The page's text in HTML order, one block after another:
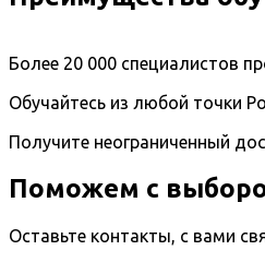
Более 20 000 специалистов
Обучайтесь из любой точки
Получите неограниченный
Поможем с
Оставьте контакты, с вами